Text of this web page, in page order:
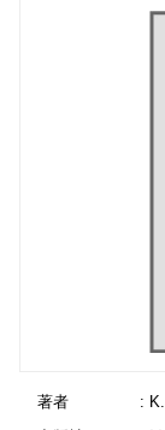
著者
: